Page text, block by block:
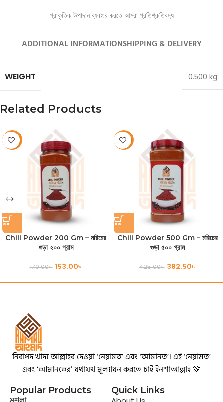
প্রাকৃতিক উপাদান ব্যবহার করতে আমরা প্রতিশ্রুতিবদ্ধ
ADDITIONAL INFORMATIONSHIPPING & DELIVERY
WEIGHT 0.500 kg
Related Products
-10%
Chili Powder 200 Gm – মরিচের
গুড়া ২০০ গ্রাম
170.00৳ 153.00৳
-10%
Chili Powder 500 Gm – মরিচের
গুড়া ৫০০ গ্রাম
425.00৳ 382.50৳
নিরাপদ খাদ্য আল্লাহর দেওয়া ‘নেয়ামত’ এবং ‘আমানত’। এই ‘নেয়ামত’
এবং ‘আমানতের’ যথাযথ মূল্যায়ন করতে চাই ইনশাআল্লাহ 💚
Popular Products Quick Links